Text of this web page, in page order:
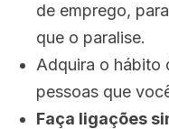
de emprego,
que o paralise.
Adquira o hábito
pessoas que
Faça ligações